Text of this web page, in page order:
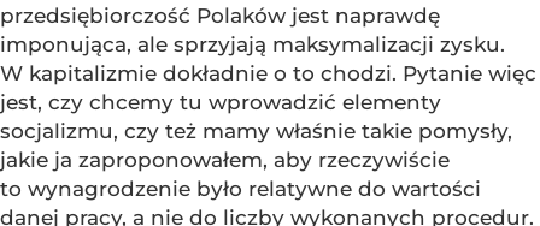
przedsiębiorczość Polaków jest naprawdę
imponująca, ale sprzyjają maksymalizacji zysku.
W kapitalizmie dokładnie o to chodzi. Pytanie więc
jest, czy chcemy tu wprowadzić elementy
socjalizmu, czy też mamy właśnie takie pomysły,
jakie ja zaproponowałem, aby rzeczywiście
to wynagrodzenie było relatywne do wartości
danej pracy, a nie do liczby wykonanych procedur.